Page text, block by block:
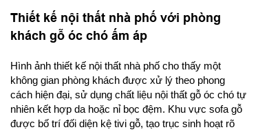
Thiết kế nội thất nhà phố với phòng
khách gỗ óc chó ấm áp
Hình ảnh thiết kế nội thất nhà phố cho thấy một
không gian phòng khách được xử lý theo phong
cách hiện đại, sử dụng chất liệu nội thất gỗ óc chó tự
nhiên kết hợp da hoặc nỉ bọc đệm. Khu vực sofa gỗ
được bố trí đối diện kệ tivi gỗ, tạo trục sinh hoạt rõ